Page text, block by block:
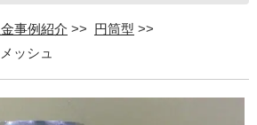
事例紹介 >> 円筒型 >>
ッシュ